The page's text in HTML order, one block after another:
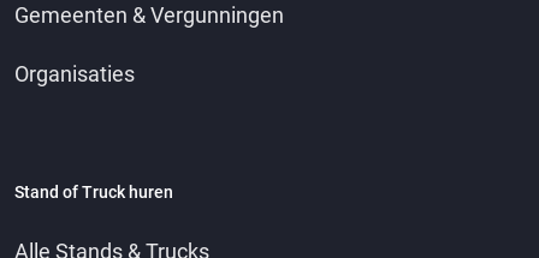
Gemeenten & Vergunningen
Organisaties
Stand of Truck huren
Alle Stands & Trucks